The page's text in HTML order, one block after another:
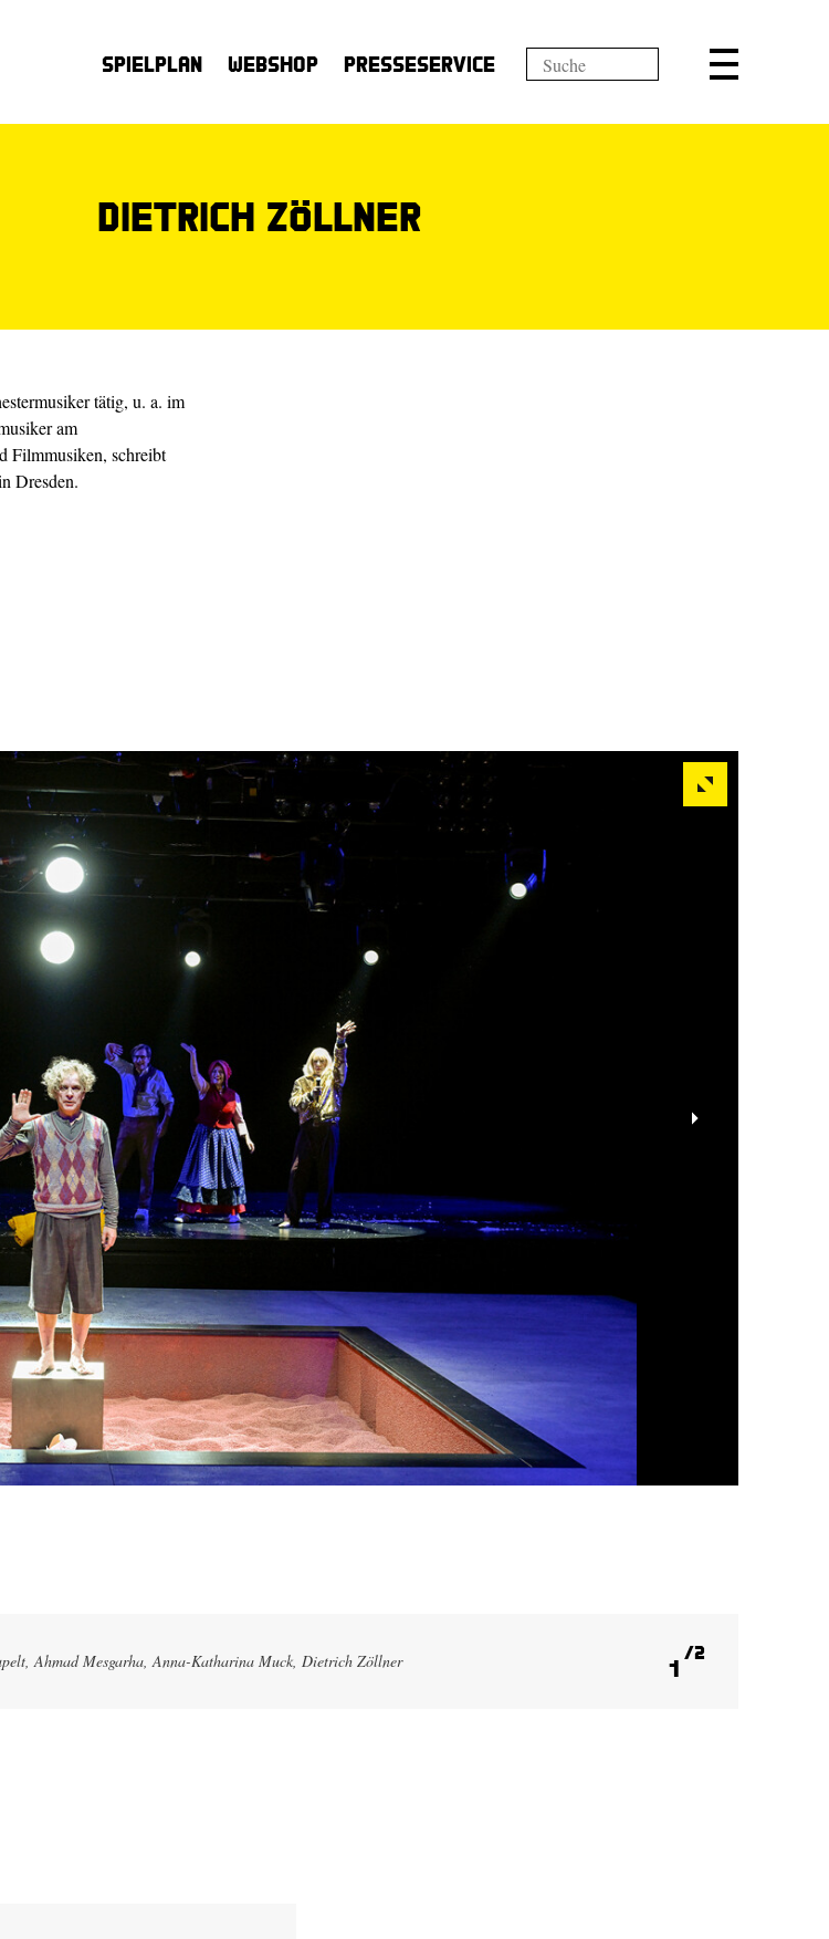
Spielplan Webshop Presseservice
Dietrich Zöllner
tätig, u. a. im
am
Filmmusiken, schreibt
Dresden.
Ahmad Mesgarha, Anna-Katharina Muck, Dietrich Zöllner
1
2